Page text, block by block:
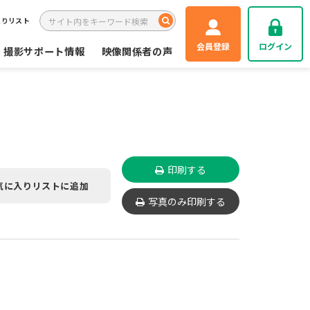
リスト
撮影サポート情報 映像関係者の声 会員登録 ログイン
印刷する
写真のみ印刷する
に入りリストに追加